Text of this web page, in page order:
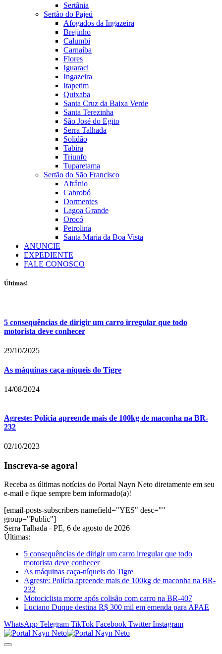
Sertânia
Sertão do Pajeú
Afogados da Ingazeira
Brejinho
Calumbi
Carnaíba
Flores
Iguaraci
Ingazeira
Itapetim
Quixaba
Santa Cruz da Baixa Verde
Santa Terezinha
São José do Egito
Serra Talhada
Solidão
Tabira
Triunfo
Tuparetama
Sertão do São Francisco
Afrânio
Cabrobó
Dormentes
Lagoa Grande
Orocó
Petrolina
Santa Maria da Boa Vista
ANUNCIE
EXPEDIENTE
FALE CONOSCO
Últimas!
5 consequências de dirigir um carro irregular que todo
motorista deve conhecer
29/10/2025
As máquinas caça-níqueis do Tigre
14/08/2024
Agreste: Polícia apreende mais de 100kg de maconha na BR-
232
02/10/2023
Inscreva-se agora!
Receba as últimas notícias do Portal Nayn Neto diretamente em seu
e-mail e fique sempre bem informado(a)!
[email-posts-subscribers namefield="YES" desc=""
group="Public"]
Serra Talhada - PE, 6 de agosto de 2026
Últimas:
5 consequências de dirigir um carro irregular que todo
motorista deve conhecer
As máquinas caça-níqueis do Tigre
Agreste: Polícia apreende mais de 100kg de maconha na BR-
232
Motociclista morre após colisão com carro na BR-407
Luciano Duque destina R$ 300 mil em emenda para APAE
WhatsApp Telegram TikTok Facebook Twitter Instagram